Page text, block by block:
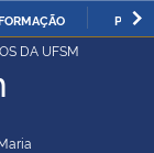
DA UFSM